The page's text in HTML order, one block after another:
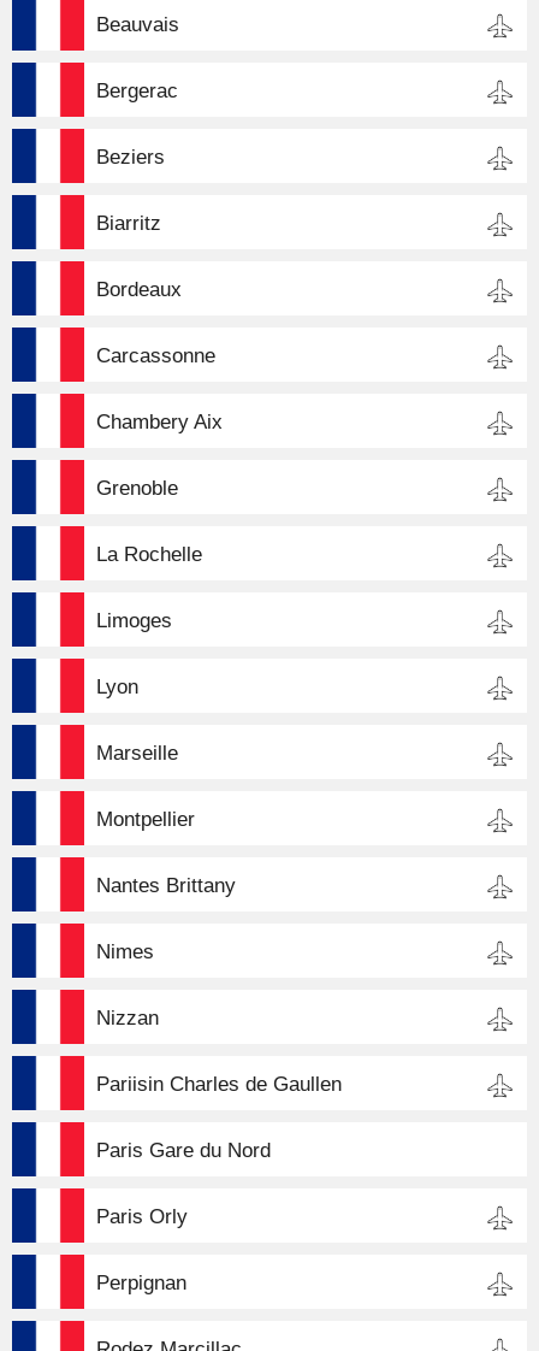
Beauvais
Bergerac
Beziers
Biarritz
Bordeaux
Carcassonne
Chambery Aix
Grenoble
La Rochelle
Limoges
Lyon
Marseille
Montpellier
Nantes Brittany
Nimes
Nizzan
Pariisin Charles de Gaullen
Paris Gare du Nord
Paris Orly
Perpignan